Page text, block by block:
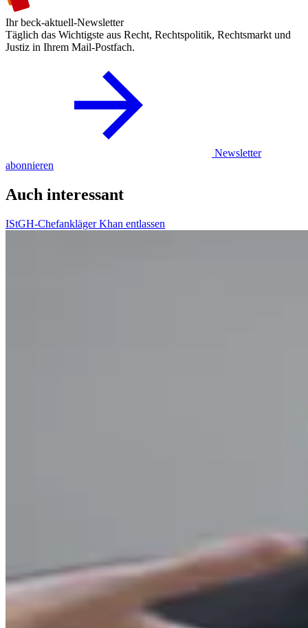
Ihr beck-aktuell-Newsletter
Täglich das Wichtigste aus Recht, Rechtspolitik, Rechtsmarkt und
Justiz in Ihrem Mail-Postfach.
Newsletter
abonnieren
Auch interessant
IStGH-Chefankläger Khan entlassen